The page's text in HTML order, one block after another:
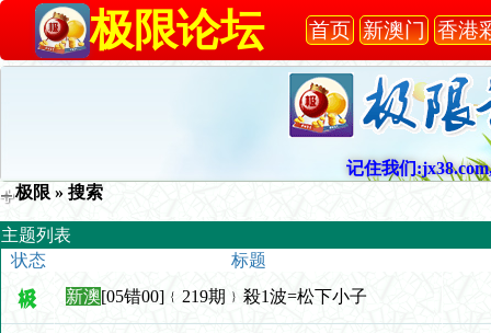
极限论坛 首页 新澳门 香港
记住我们
极限 » 搜索
主题列表
状态
标题
新澳[05错00]﹛219期﹜殺1波=松下小子